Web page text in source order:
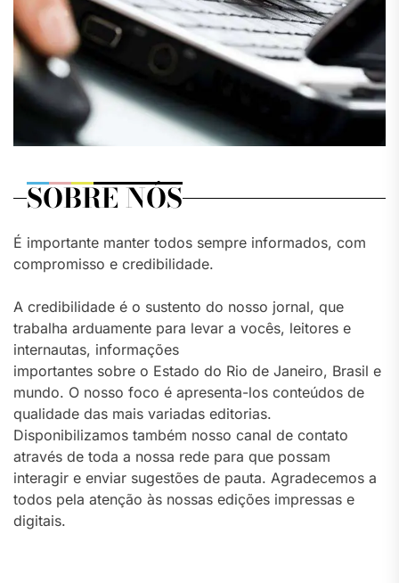
SOBRE NÓS
É importante manter todos sempre informados, com
compromisso e credibilidade.
A credibilidade é o sustento do nosso jornal, que
trabalha arduamente para levar a vocês, leitores e
internautas, informações
importantes sobre o Estado do Rio de Janeiro, Brasil e
mundo. O nosso foco é apresenta-los conteúdos de
qualidade das mais variadas editorias.
Disponibilizamos também nosso canal de contato
através de toda a nossa rede para que possam
interagir e enviar sugestões de pauta. Agradecemos a
todos pela atenção às nossas edições impressas e
digitais.